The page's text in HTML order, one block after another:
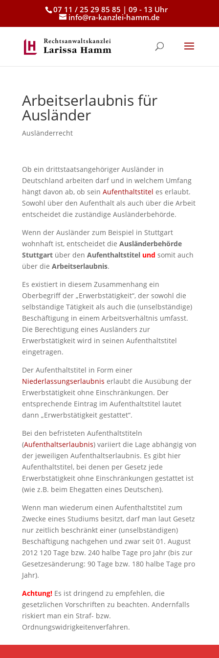
07 11 / 25 29 85 85 | 09 - 13 Uhr
info@ra-kanzlei-hamm.de
Arbeitserlaubnis für
Ausländer
Ausländerrecht
Ob ein drittstaatsangehöriger Ausländer in
Deutschland arbeiten darf und in welchem Umfang
hängt davon ab, ob sein Aufenthaltstitel es erlaubt.
Sowohl über den Aufenthalt als auch über die Arbeit
entscheidet die zuständige Ausländerbehörde.
Wenn der Ausländer zum Beispiel in Stuttgart
wohnhaft ist, entscheidet die Ausländerbehörde
Stuttgartüber den Aufenthaltstitel und somit auch
über die Arbeitserlaubnis.
Es existiert in diesem Zusammenhang ein
Oberbegriff der „Erwerbstätigkeit“, der sowohl die
selbständige Tätigkeit als auch die (unselbständige)
Beschäftigung in einem Arbeitsverhältnis umfasst.
Die Berechtigung eines Ausländers zur
Erwerbstätigkeit wird in seinen Aufenthaltstitel
eingetragen.
Der Aufenthaltstitel in Form einer
Niederlassungserlaubnis erlaubt die Ausübung der
Erwerbstätigkeit ohne Einschränkungen. Der
entsprechende Eintrag im Aufenthaltstitel lautet
dann „Erwerbstätigkeit gestattet“.
Bei den befristeten Aufenthaltstiteln
(Aufenthaltserlaubnis) variiert die Lage abhängig von
der jeweiligen Aufenthaltserlaubnis. Es gibt hier
Aufenthaltstitel, bei denen per Gesetz jede
Erwerbstätigkeit ohne Einschränkungen gestattet ist
(wie z.B. beim Ehegatten eines Deutschen).
Wenn man wiederum einen Aufenthaltstitel zum
Zwecke eines Studiums besitzt, darf man laut Gesetz
nur zeitlich beschränkt einer (unselbständigen)
Beschäftigung nachgehen und zwar seit 01. August
2012 120 Tage bzw. 240 halbe Tage pro Jahr (bis zur
Gesetzesänderung: 90 Tage bzw. 180 halbe Tage pro
Jahr).
Achtung!Es ist dringend zu empfehlen, die
gesetzlichen Vorschriften zu beachten. Andernfalls
riskiert man ein Straf- bzw.
Ordnungswidrigkeitenverfahren.